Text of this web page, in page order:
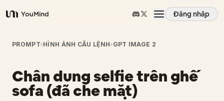
YouMind
Đăng nhập
Tổng quan
Các trường hợp sử dụng
PROMPT›HÌNH ẢNH CÂU LỆNH› GPT IMAGE 2
Chân dung selfie trên ghế
sofa (đã che mặt)